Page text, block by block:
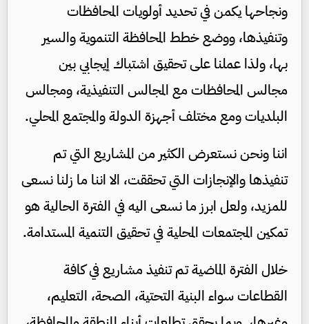
ونجاحها يكمن في تحديد أولويات المحافظات
وتنفيذها، ووضع خطط المحافظة التنموية والسير
بها، ولذا عملنا على تحقيق اشتباك إيجابي بين
مجالس المحافظات مع المجالس التنفيذية، ومجالس
البلديات ومع مختلف أجهزة الدولة والمجتمع المحلي.
اننا ونحن نستعرض الكثير من المشاريع التي تم
تنفيذها والإنجازات التي تحققت، الا اننا ما زلنا نسعى
للمزيد، ولعل ابرز ما نسعى اليه في الفترة الحالية هو
تمكين المجتمعات المحلية في تحقيق التنمية المستدامة.
خلال الفترة الماضية تم تنفيذ مشاريع في كافة
القطاعات سواء البنية التحتية، الصحة، التعليم،